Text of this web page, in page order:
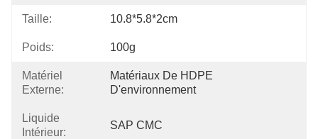
Taille: 10.8*5.8*2cm
Poids: 100g
Matériel
Externe:
Matériaux De HDPE
D'environnement
Liquide
Intérieur:
SAP CMC